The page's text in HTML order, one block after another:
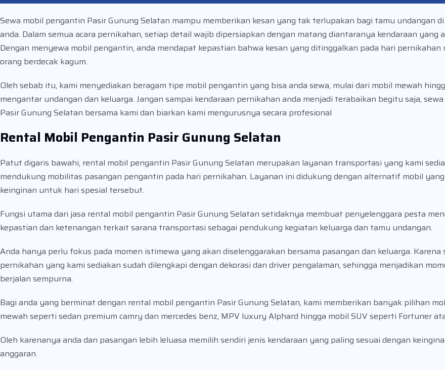
Sewa mobil pengantin Pasir Gunung Selatan mampu memberikan kesan yang tak terlupakan bagi tamu undangan
anda. Dalam semua acara pernikahan, setiap detail wajib dipersiapkan dengan matang diantaranya kendaraan yang
Dengan menyewa mobil pengantin, anda mendapat kepastian bahwa kesan yang ditinggalkan pada hari pernikahan
orang berdecak kagum.
Oleh sebab itu, kami menyediakan beragam tipe mobil pengantin yang bisa anda sewa, mulai dari mobil mewah
mengantar undangan dan keluarga. Jangan sampai kendaraan pernikahan anda menjadi terabaikan begitu saja,
Pasir Gunung Selatan bersama kami dan biarkan kami mengurusnya secara profesional
Rental Mobil Pengantin Pasir Gunung Selatan
Patut digaris bawahi, rental mobil pengantin Pasir Gunung Selatan merupakan layanan transportasi yang kami
mendukung mobilitas pasangan pengantin pada hari pernikahan. Layanan ini didukung dengan alternatif mobil
keinginan untuk hari spesial tersebut.
Fungsi utama dari jasa rental mobil pengantin Pasir Gunung Selatan setidaknya membuat penyelenggara pesta
kepastian dan ketenangan terkait sarana transportasi sebagai pendukung kegiatan keluarga dan tamu undangan.
Anda hanya perlu fokus pada momen istimewa yang akan diselenggarakan bersama pasangan dan keluarga. Karena
pernikahan yang kami sediakan sudah dilengkapi dengan dekorasi dan driver pengalaman, sehingga menjadikan
berjalan sempurna.
Bagi anda yang berminat dengan rental mobil pengantin Pasir Gunung Selatan, kami memberikan banyak pilihan
mewah seperti sedan premium camry dan mercedes benz, MPV luxury Alphard hingga mobil SUV seperti Fortuner
Oleh karenanya anda dan pasangan lebih leluasa memilih sendiri jenis kendaraan yang paling sesuai dengan
anggaran.